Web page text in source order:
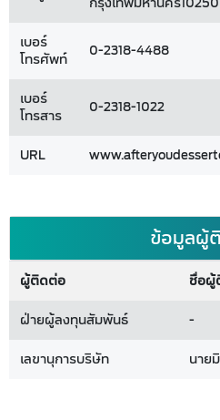
เบอร์
โทรศัพท์
0-2318-4488
เบอร์
โทรสาร
0-2318-1022
URL
ข้อมูลผู้
ผู้ติดต่อ
ชื่อผู้
ฝ่ายผู้ลงทุนสัมพันธ์
-
เลขานุการบริษัท
นาย